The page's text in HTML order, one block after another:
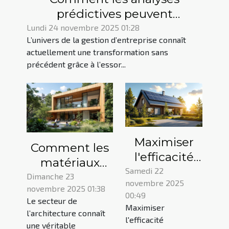
prédictives peuvent
révolutionner la gestion
d'entreprise ?
Lundi 24 novembre 2025 01:28
L’univers de la gestion d’entreprise connaît
actuellement une transformation sans
précédent grâce à l’essor...
Comment les
matériaux
écologiques
révolutionnent
l'architecture
moderne ?
Dimanche 23
novembre 2025 01:38
Le secteur de
l’architecture connaît
une véritable
Maximiser
l'efficacité
énergétique
: stratégies
pour
propriétés
Samedi 22
novembre 2025
00:49
Maximiser
l'efficacité